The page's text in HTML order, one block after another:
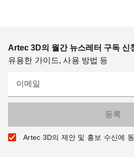
Artec 3D의 월간 뉴스레터 구독 신
유용한 가이드, 사용 방법 등
이메일
Artec 3D의 제안 및 홍보 수신에